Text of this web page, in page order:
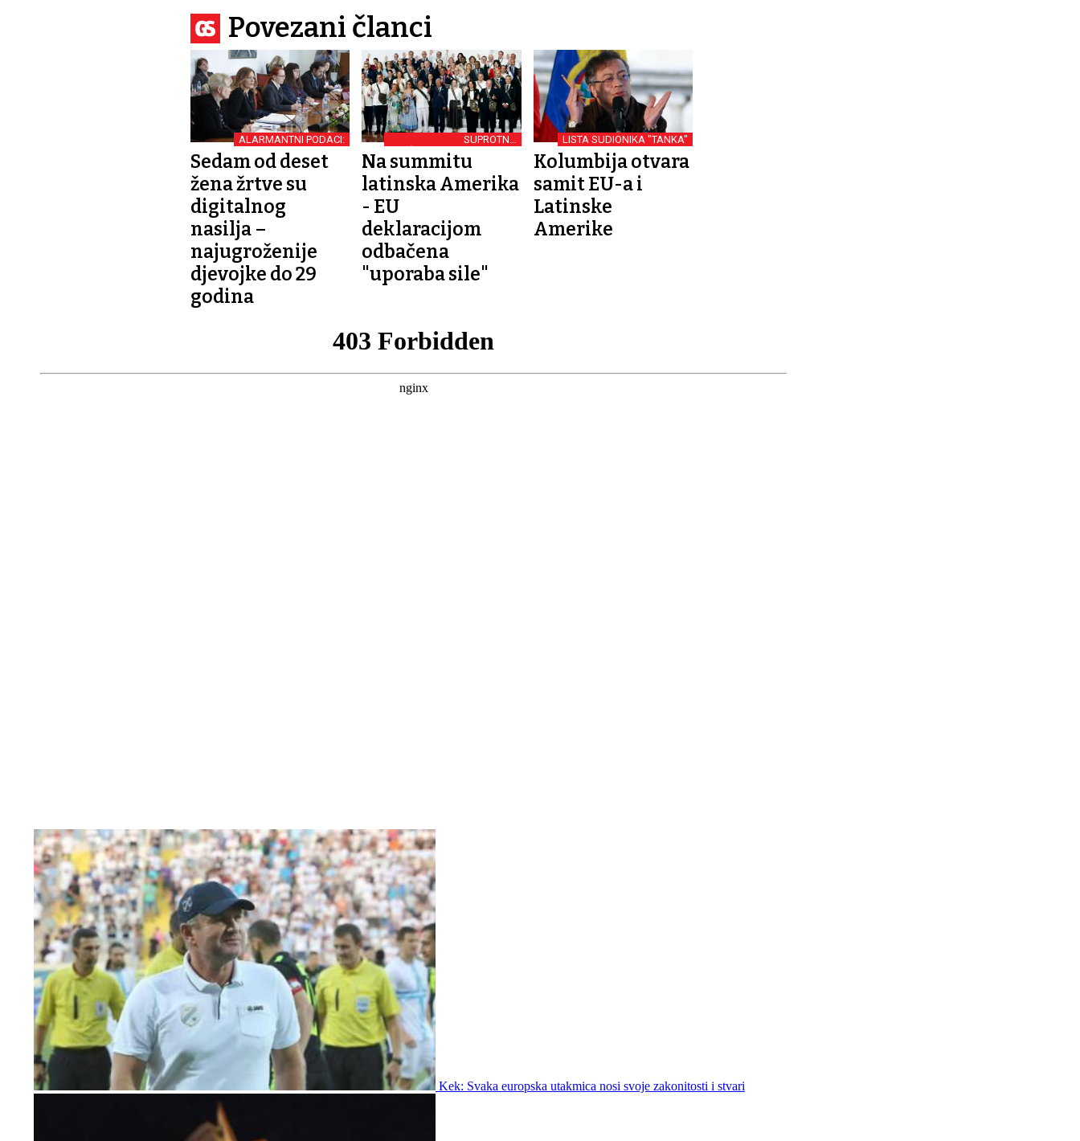
Povezani članci
ALARMANTNI PODACI:
Sedam od deset
žena žrtve su
digitalnog
nasilja –
najugroženije
djevojke do 29
godina
SUPROTNO
MEĐUNARODNOM PRAVU
Na summitu
latinska Amerika
- EU
deklaracijom
odbačena
"uporaba sile"
LISTA SUDIONIKA "TANKA"
Kolumbija otvara
samit EU-a i
Latinske
Amerike
Kek: Svaka europska utakmica nosi svoje zakonitosti i stvari